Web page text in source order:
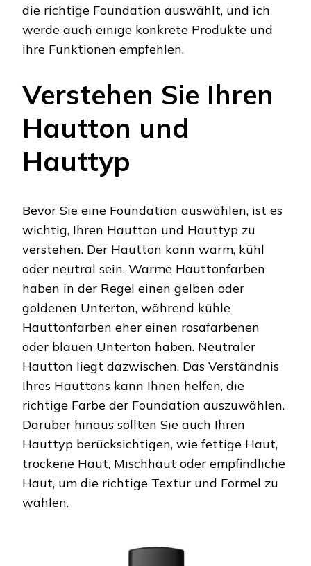
die richtige Foundation auswählt, und ich
werde auch einige konkrete Produkte und
ihre Funktionen empfehlen.
Verstehen Sie Ihren
Hautton und
Hauttyp
Bevor Sie eine Foundation auswählen, ist es
wichtig, Ihren Hautton und Hauttyp zu
verstehen. Der Hautton kann warm, kühl
oder neutral sein. Warme Hauttonfarben
haben in der Regel einen gelben oder
goldenen Unterton, während kühle
Hauttonfarben eher einen rosafarbenen
oder blauen Unterton haben. Neutraler
Hautton liegt dazwischen. Das Verständnis
Ihres Hauttons kann Ihnen helfen, die
richtige Farbe der Foundation auszuwählen.
Darüber hinaus sollten Sie auch Ihren
Hauttyp berücksichtigen, wie fettige Haut,
trockene Haut, Mischhaut oder empfindliche
Haut, um die richtige Textur und Formel zu
wählen.